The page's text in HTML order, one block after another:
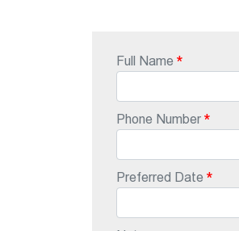
Full Name
Phone Number
Preferred Date